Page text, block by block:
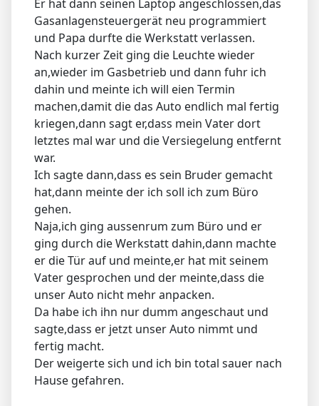
Er hat dann seinen Laptop angeschlossen,das
Gasanlagensteuergerät neu programmiert
und Papa durfte die Werkstatt verlassen.
Nach kurzer Zeit ging die Leuchte wieder
an,wieder im Gasbetrieb und dann fuhr ich
dahin und meinte ich will eien Termin
machen,damit die das Auto endlich mal fertig
kriegen,dann sagt er,dass mein Vater dort
letztes mal war und die Versiegelung entfernt
war.
Ich sagte dann,dass es sein Bruder gemacht
hat,dann meinte der ich soll ich zum Büro
gehen.
Naja,ich ging aussenrum zum Büro und er
ging durch die Werkstatt dahin,dann machte
er die Tür auf und meinte,er hat mit seinem
Vater gesprochen und der meinte,dass die
unser Auto nicht mehr anpacken.
Da habe ich ihn nur dumm angeschaut und
sagte,dass er jetzt unser Auto nimmt und
fertig macht.
Der weigerte sich und ich bin total sauer nach
Hause gefahren.